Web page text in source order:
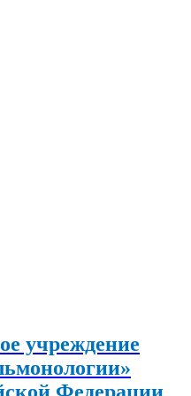
учреждение